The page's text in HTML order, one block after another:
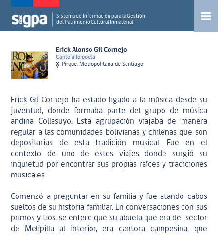
Sistema de Información para la Gestión
del Patrimonio Cultural Inmaterial
Erick Alonso Gil Cornejo
Canto a lo poeta
Pirque, Metropolitana de Santiago
Erick Gil Cornejo ha estado ligado a la música desde su
juventud, donde formaba parte del grupo de música
andina Collasuyo. Esta agrupación viajaba de manera
regular a las comunidades bolivianas y chilenas que son
depositarias de esta tradición musical. Fue en el
contexto de uno de estos viajes donde surgió su
inquietud por encontrar sus propias raíces y tradiciones
musicales.
Comenzó a preguntar en su familia y fue atando cabos
sueltos de su historia familiar. En conversaciones con sus
primos y tíos, se enteró que su abuela que era del sector
de Melipilla al interior, era cantora campesina, que